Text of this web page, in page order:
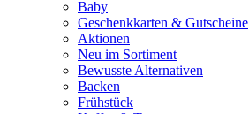
Baby
Geschenkkarten & Gutscheine
Aktionen
Neu im Sortiment
Bewusste Alternativen
Backen
Frühstück